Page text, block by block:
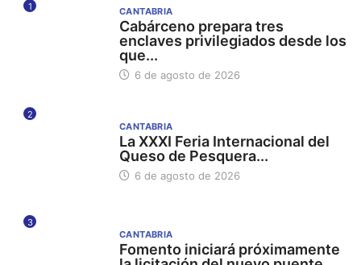
1 CANTABRIA
Cabárceno prepara tres
enclaves privilegiados desde los
que...
6 de agosto de 2026
2
CANTABRIA
La XXXI Feria Internacional del
Queso de Pesquera...
6 de agosto de 2026
3
CANTABRIA
Fomento iniciará próximamente